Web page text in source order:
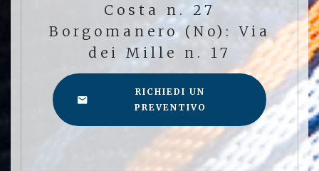
Costa n. 27
Borgomanero (No): Via
dei Mille n. 17
RICHIEDI UN
PREVENTIVO